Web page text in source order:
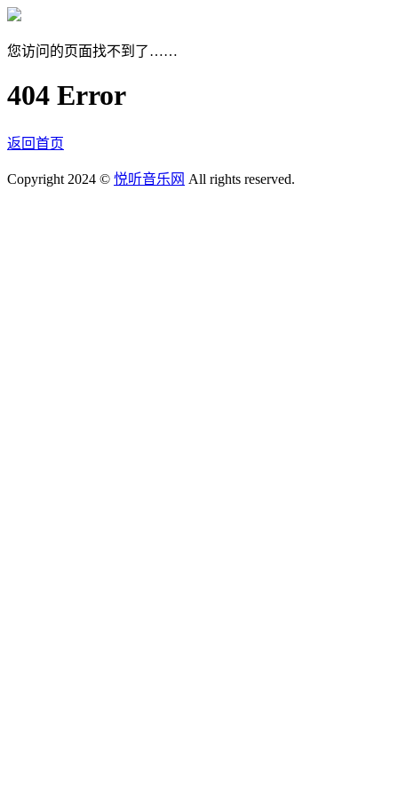
您访问的页面找不到了……
404 Error
返回首页
Copyright 2024 © 悦听音乐网 All rights reserved.